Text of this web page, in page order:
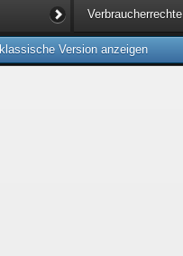
Verbraucherrechte
klassische Version anzeigen